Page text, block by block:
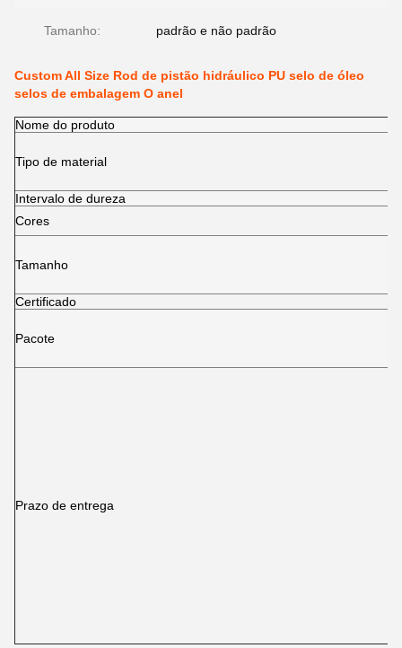
Tamanho: padrão e não padrão
Custom All Size Rod de pistão hidráulico PU selo de óleo
selos de embalagem O anel
Nome do produto
Tipo de material
Intervalo de dureza
Cores
Tamanho
Certificado
Pacote
Prazo de entrega